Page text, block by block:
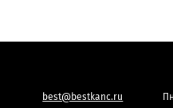
best@bestkanc.ru